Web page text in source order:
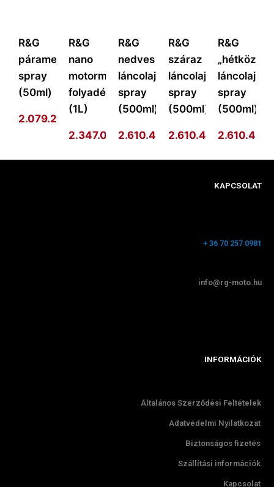
R&G
páramentesítő
spray
(50ml)
2.079.292
R&G
nano
motormosó
folyadék
(1L)
2.347.014Ft
R&G
nedves
láncolajzó
spray
(500ml)
2.610.410 Ft
R&G
száraz
láncolajzó
spray
(500ml)
2.610.410 Ft
R&G
láncolajzó
spray
(500ml)
2.610.410
KAPCSOLAT
+ 36 70 257 0981
info@rg-moto.hu
INFORMÁCIÓK
Általános Szerződési Feltételek
Adatvédelmi Nyilatkozat
Biztonságos fizetés
Szállítási információk
Kapcsolat